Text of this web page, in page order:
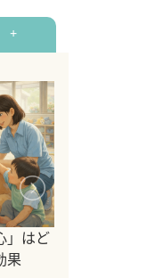
+
」はど
果